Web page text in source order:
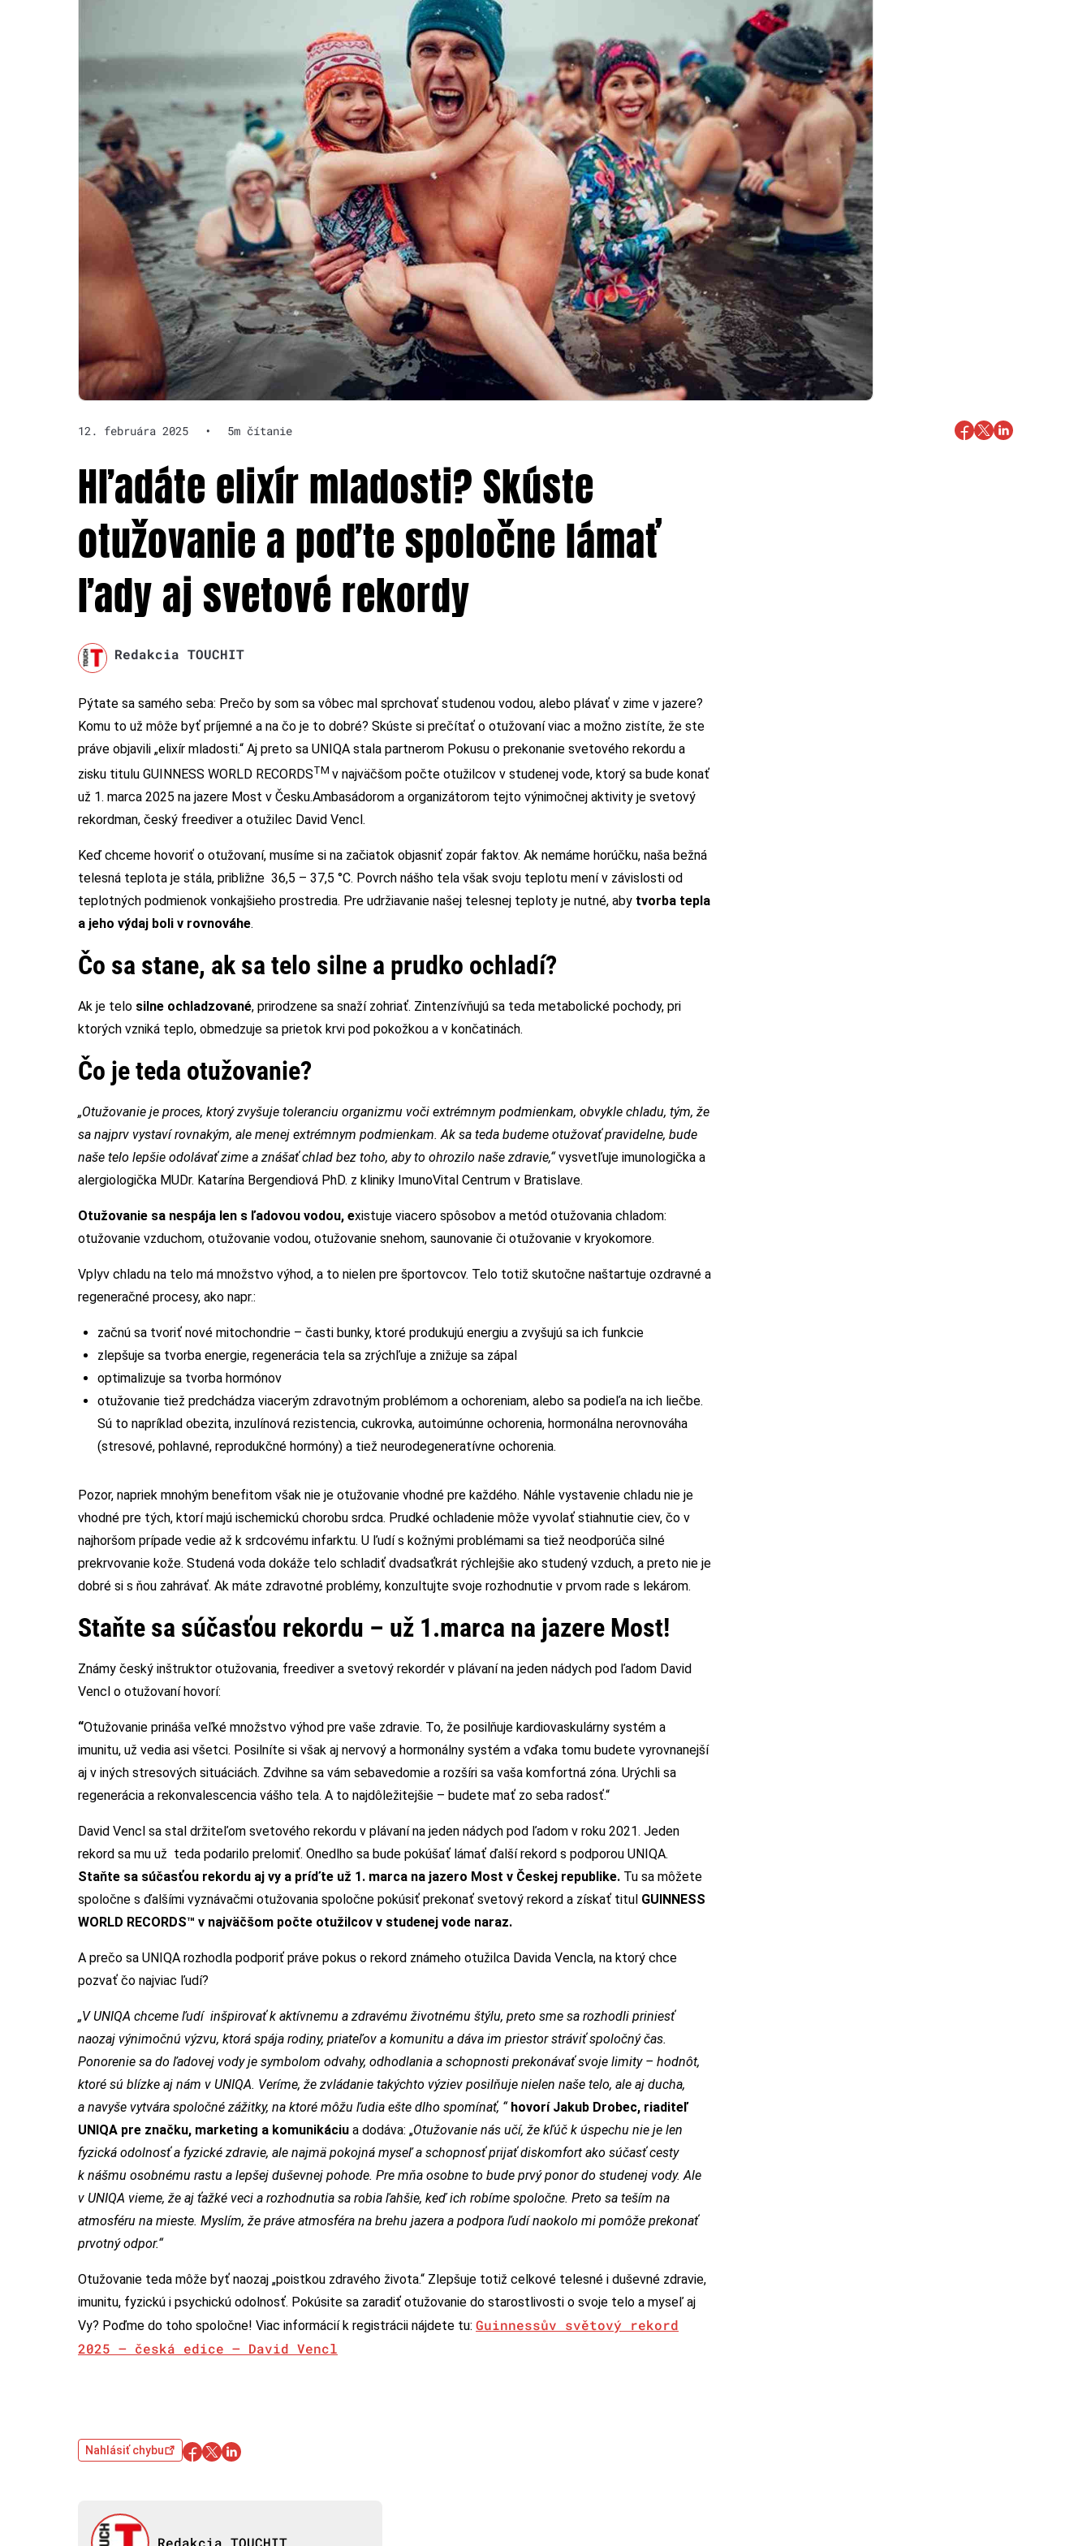
12. februára 2025 • 5m čítanie
Hľadáte elixír mladosti? Skúste
otužovanie a poďte spoločne lámať
ľady aj svetové rekordy
Redakcia TOUCHIT
Pýtate sa samého seba: Prečo by som sa vôbec mal sprchovať studenou vodou, alebo plávať v zime v jazere?
Komu to už môže byť príjemné a na čo je to dobré? Skúste si prečítať o otužovaní viac a možno zistíte, že ste
práve objavili „elixír mladosti.“ Aj preto sa UNIQA stala partnerom Pokusu o prekonanie svetového rekordu a
zisku titulu GUINNESS WORLD RECORDSTM v najväčšom počte otužilcov v studenej vode, ktorý sa bude konať
už 1. marca 2025 na jazere Most v Česku.Ambasádorom a organizátorom tejto výnimočnej aktivity je svetový
rekordman, český freediver a otužilec David Vencl.
Keď chceme hovoriť o otužovaní, musíme si na začiatok objasniť zopár faktov. Ak nemáme horúčku, naša bežná
telesná teplota je stála, približne 36,5 – 37,5 °C. Povrch nášho tela však svoju teplotu mení v závislosti od
teplotných podmienok vonkajšieho prostredia. Pre udržiavanie našej telesnej teploty je nutné, aby tvorba tepla
a jeho výdaj boli v rovnováhe.
Čo sa stane, ak sa telo silne a prudko ochladí?
Ak je telo silne ochladzované, prirodzene sa snaží zohriať. Zintenzívňujú sa teda metabolické pochody, pri
ktorých vzniká teplo, obmedzuje sa prietok krvi pod pokožkou a v končatinách.
Čo je teda otužovanie?
„Otužovanie je proces, ktorý zvyšuje toleranciu organizmu voči extrémnym podmienkam, obvykle chladu, tým, že
sa najprv vystaví rovnakým, ale menej extrémnym podmienkam. Ak sa teda budeme otužovať pravidelne, bude
naše telo lepšie odolávať zime a znášať chlad bez toho, aby to ohrozilo naše zdravie,“vysvetľuje imunologička a
alergiologička MUDr. Katarína Bergendiová PhD. z kliniky ImunoVital Centrum v Bratislave.
Otužovanie sa nespája len s ľadovou vodou, existuje viacero spôsobov a metód otužovania chladom:
otužovanie vzduchom, otužovanie vodou, otužovanie snehom, saunovanie či otužovanie v kryokomore.
Vplyv chladu na telo má množstvo výhod, a to nielen pre športovcov. Telo totiž skutočne naštartuje ozdravné a
regeneračné procesy, ako napr.:
začnú sa tvoriť nové mitochondrie – časti bunky, ktoré produkujú energiu a zvyšujú sa ich funkcie
zlepšuje sa tvorba energie, regenerácia tela sa zrýchľuje a znižuje sa zápal
optimalizuje sa tvorba hormónov
otužovanie tiež predchádza viacerým zdravotným problémom a ochoreniam, alebo sa podieľa na ich liečbe.
Sú to napríklad obezita, inzulínová rezistencia, cukrovka, autoimúnne ochorenia, hormonálna nerovnováha
(stresové, pohlavné, reprodukčné hormóny) a tiež neurodegeneratívne ochorenia.
Pozor, napriek mnohým benefitom však nie je otužovanie vhodné pre každého. Náhle vystavenie chladu nie je
vhodné pre tých, ktorí majú ischemickú chorobu srdca. Prudké ochladenie môže vyvolať stiahnutie ciev, čo v
najhoršom prípade vedie až k srdcovému infarktu. U ľudí s kožnými problémami sa tiež neodporúča silné
prekrvovanie kože. Studená voda dokáže telo schladiť dvadsaťkrát rýchlejšie ako studený vzduch, a preto nie je
dobré si s ňou zahrávať. Ak máte zdravotné problémy, konzultujte svoje rozhodnutie v prvom rade s lekárom.
Staňte sa súčasťou rekordu – už 1.marca na jazere Most!
Známy český inštruktor otužovania, freediver a svetový rekordér v plávaní na jeden nádych pod ľadom David
Vencl o otužovaní hovorí:
“Otužovanie prináša veľké množstvo výhod pre vaše zdravie. To, že posilňuje kardiovaskulárny systém a
imunitu, už vedia asi všetci. Posilníte si však aj nervový a hormonálny systém a vďaka tomu budete vyrovnanejší
aj v iných stresových situáciách. Zdvihne sa vám sebavedomie a rozšíri sa vaša komfortná zóna. Urýchli sa
regenerácia a rekonvalescencia vášho tela. A to najdôležitejšie – budete mať zo seba radosť.“
David Vencl sa stal držiteľom svetového rekordu v plávaní na jeden nádych pod ľadom v roku 2021. Jeden
rekord sa mu už teda podarilo prelomiť. Onedlho sa bude pokúšať lámať ďalší rekord s podporou UNIQA.
Staňte sa súčasťou rekordu aj vy a príďte už 1. marca na jazero Most v Českej republike. Tu sa môžete
spoločne s ďalšími vyznávačmi otužovania spoločne pokúsiť prekonať svetový rekord a získať titul GUINNESS
WORLD RECORDS™ v najväčšom počte otužilcov v studenej vode naraz.
A prečo sa UNIQA rozhodla podporiť práve pokus o rekord známeho otužilca Davida Vencla, na ktorý chce
pozvať čo najviac ľudí?
„V UNIQA chceme ľudí inšpirovať k aktívnemu a zdravému životnému štýlu, preto sme sa rozhodli priniesť
naozaj výnimočnú výzvu, ktorá spája rodiny, priateľov a komunitu a dáva im priestor stráviť spoločný čas.
Ponorenie sa do ľadovej vody je symbolom odvahy, odhodlania a schopnosti prekonávať svoje limity – hodnôt,
ktoré sú blízke aj nám v UNIQA. Veríme, že zvládanie takýchto výziev posilňuje nielen naše telo, ale aj ducha,
a navyše vytvára spoločné zážitky, na ktoré môžu ľudia ešte dlho spomínať, “ hovorí Jakub Drobec, riaditeľ
UNIQA pre značku, marketing a komunikáciu a dodáva: „Otužovanie nás učí, že kľúč k úspechu nie je len
fyzická odolnosť a fyzické zdravie, ale najmä pokojná myseľ a schopnosť prijať diskomfort ako súčasť cesty
k nášmu osobnému rastu a lepšej duševnej pohode. Pre mňa osobne to bude prvý ponor do studenej vody. Ale
v UNIQA vieme, že aj ťažké veci a rozhodnutia sa robia ľahšie, keď ich robíme spoločne. Preto sa teším na
atmosféru na mieste. Myslím, že práve atmosféra na brehu jazera a podpora ľudí naokolo mi pomôže prekonať
prvotný odpor.“
Otužovanie teda môže byť naozaj „poistkou zdravého života.“ Zlepšuje totiž celkové telesné i duševné zdravie,
imunitu, fyzickú i psychickú odolnosť. Pokúsite sa zaradiť otužovanie do starostlivosti o svoje telo a myseľ aj
Vy? Poďme do toho spoločne! Viac informácií k registrácii nájdete tu: Guinnessův světový rekord
2025 – česká edice​ – David Vencl
Nahlásiť chybu
Redakcia TOUCHIT